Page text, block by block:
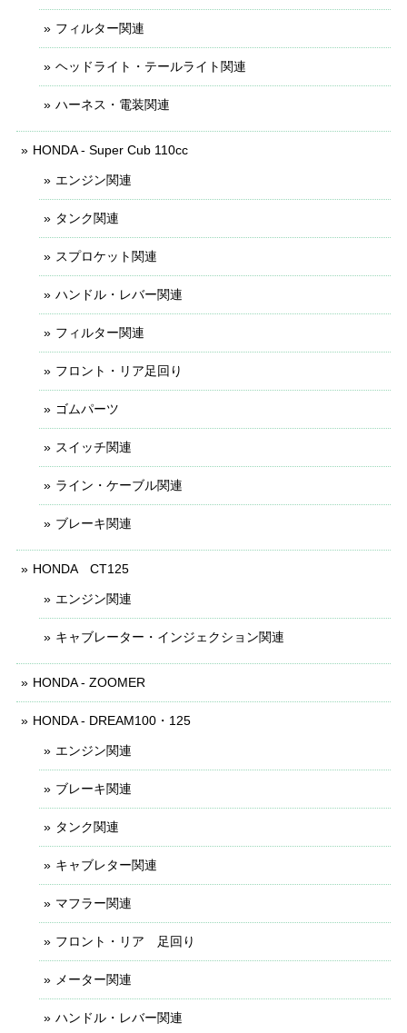
フィルター関連
ヘッドライト・テールライト関連
ハーネス・電装関連
HONDA - Super Cub 110cc
エンジン関連
タンク関連
スプロケット関連
ハンドル・レバー関連
フィルター関連
フロント・リア足回り
ゴムパーツ
スイッチ関連
ライン・ケーブル関連
ブレーキ関連
HONDA CT125
エンジン関連
キャブレーター・インジェクション関連
HONDA - ZOOMER
HONDA - DREAM100・125
エンジン関連
ブレーキ関連
タンク関連
キャブレター関連
マフラー関連
フロント・リア 足回り
メーター関連
ハンドル・レバー関連